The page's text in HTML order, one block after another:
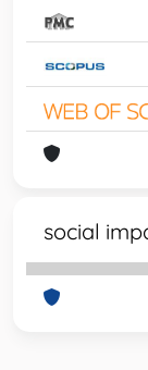
social